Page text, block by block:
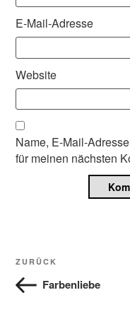
E-Mail-Adresse
Website
Name, E-Mail-
für meinen nächsten
Vorheriger
Beitrag
ZURÜCK
Farbenliebe